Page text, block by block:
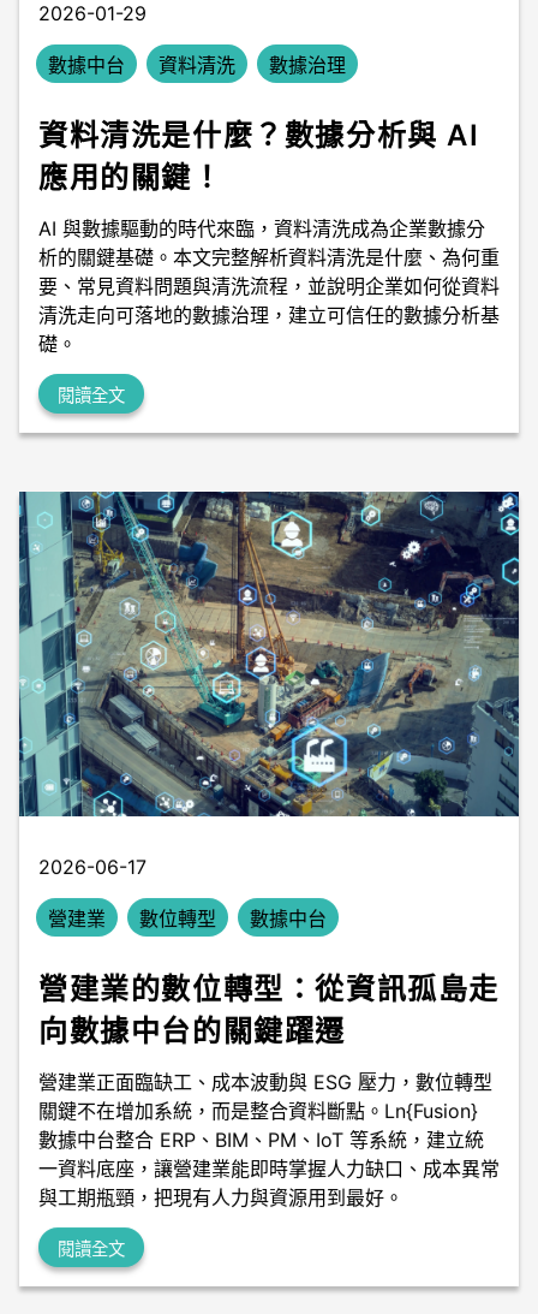
2026-01-29
數據中台 資料清洗 數據治理
資料清洗是什麼？數據分析與 AI
應用的關鍵！
AI 與數據驅動的時代來臨，資料清洗成為企業數據分
析的關鍵基礎。本文完整解析資料清洗是什麼、為何重
要、常見資料問題與清洗流程，並說明企業如何從資料
清洗走向可落地的數據治理，建立可信任的數據分析基
礎。
閱讀全文
2026-06-17
營建業 數位轉型 數據中台
營建業的數位轉型：從資訊孤島走
向數據中台的關鍵躍遷
營建業正面臨缺工、成本波動與 ESG 壓力，數位轉型
關鍵不在增加系統，而是整合資料斷點。Ln{Fusion}
數據中台整合 ERP、BIM、PM、IoT 等系統，建立統
一資料底座，讓營建業能即時掌握人力缺口、成本異常
與工期瓶頸，把現有人力與資源用到最好。
閱讀全文